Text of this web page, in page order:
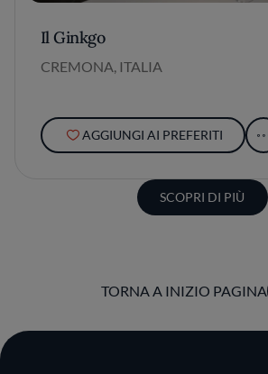
Il Ginkgo
CREMONA, ITALIA
AGGIUNGI AI PREFERITI
SCOPRI DI PIÙ
TORNA A INIZIO PAGINA